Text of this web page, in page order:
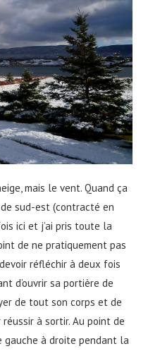
mais le vent. Quand ça
sud-est (contracté en
ici et j’ai pris toute la
de ne pratiquement pas
réfléchir à deux fois
d’ouvrir sa portière de
de tout son corps et de
à sortir. Au point de
à droite pendant la